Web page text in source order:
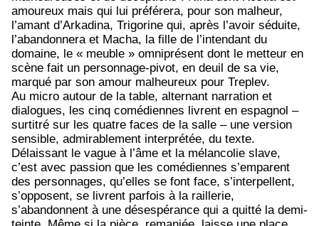
amoureux mais qui lui préférera, pour son malheur,
l’amant d’Arkadina, Trigorine qui, après l’avoir séduite,
l’abandonnera et Macha, la fille de l’intendant du
domaine, le « meuble » omniprésent dont le metteur en
scène fait un personnage-pivot, en deuil de sa vie,
marqué par son amour malheureux pour Treplev.
Au micro autour de la table, alternant narration et
dialogues, les cinq comédiennes livrent en espagnol –
surtitré sur les quatre faces de la salle – une version
sensible, admirablement interprétée, du texte.
Délaissant le vague à l’âme et la mélancolie slave,
c’est avec passion que les comédiennes s’emparent
des personnages, qu’elles se font face, s’interpellent,
s’opposent, se livrent parfois à la raillerie,
s’abandonnent à une désespérance qui a quitté la demi-